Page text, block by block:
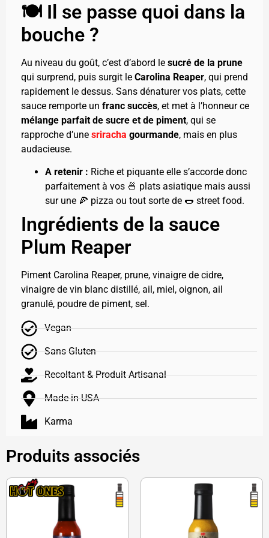
🍽️ Il se passe quoi dans la
bouche ?
Au niveau du goût, c’est d’abord le sucré de la prune
qui surprend, puis surgit le Carolina Reaper, qui prend
rapidement le dessus. Sans dénaturer vos plats, cette
sauce remporte un franc succès, et met à l’honneur ce
mélange parfait de sucre et de piment, qui se
rapproche d’une sriracha gourmande, mais en plus
audacieuse.
A retenir : Riche et piquante elle s’accorde donc
parfaitement à vos 🍜 plats asiatique mais aussi
sur une 🍕 pizza ou tout sorte de 🌭 street food.
Ingrédients de la sauce
Plum Reaper
Piment Carolina Reaper, prune, vinaigre de cidre,
vinaigre de vin blanc distillé, ail, miel, oignon, ail
granulé, poudre de piment, sel.
Vegan
Sans Gluten
Recoltant & Produit Artisanal
Made in USA
Karma
Produits associés